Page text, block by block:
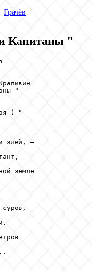
Грачёв
Капитаны "
"
) "
злей, —
земле